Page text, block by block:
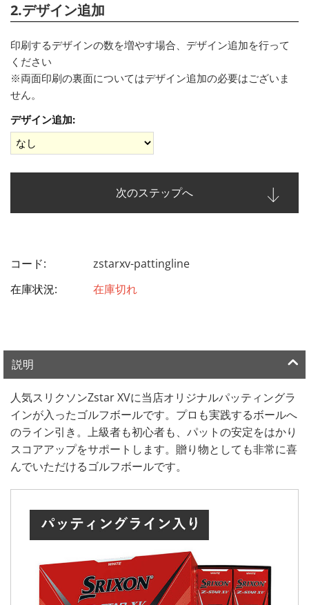
2.デザイン追加
印刷するデザインの数を増やす場合、デザイン追加を行って
ください
※両面印刷の裏面についてはデザイン追加の必要はございま
せん。
デザイン追加:
次のステップへ
コード:
zstarxv-pattingline
在庫状況:
在庫切れ
説明
人気スリクソンZstar XVに当店オリジナルパッティングラ
インが入ったゴルフボールです。プロも実践するボールへ
のライン引き。上級者も初心者も、パットの安定をはかり
スコアアップをサポートします。贈り物としても非常に喜
んでいただけるゴルフボールです。